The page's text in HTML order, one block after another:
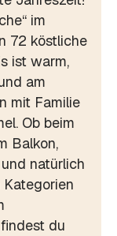
im
72 köstliche
ist warm,
am
mit Familie
Ob beim
Balkon,
natürlich
du